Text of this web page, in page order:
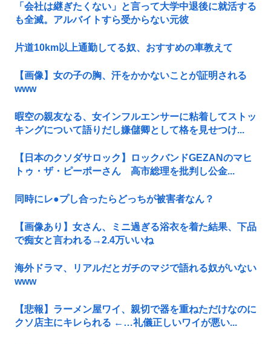
「会社は継ぎたくない」と言って大学中退後に就活する
も全滅。アルバイトすら受からない元彼
片道10km以上通勤してる奴、おすすめの車教えて
【画像】女の子の胸、汗をかかないことが証明される
www
暇空の親友なる、女インフルエンサーに粘着してストッ
キングについて語りだし嫌儲卿として格を見せつけ...
【日本のクソダサロック】ロックバンドGEZANのマヒ
トゥ・ザ・ピーポーさん 高市総理を批判し公金...
同時にレ●プし合ったらどっちが被害者なん？
【画像あり】女さん、ミニ過ぎる浴衣を着た結果、下品
で痴女と言われる→2.4万いいね
海外ドラマ、リアルだとガチのマジで語れる奴がいない
www
【悲報】ラーメン屋ワイ、親切で器を重ねただけなのに
クソ店主にキレられる ←…礼儀正しいワイが悪い...